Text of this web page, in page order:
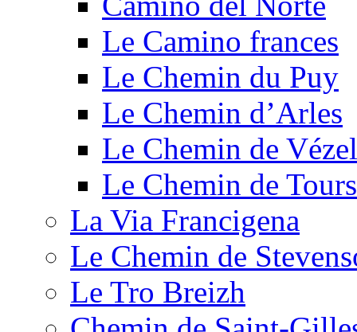
Le Camino frances
Le Chemin du Puy
Le Chemin d’Arles
Le Chemin de
Le Chemin de Tours
La Via Francigena
Le Chemin de
Le Tro Breizh